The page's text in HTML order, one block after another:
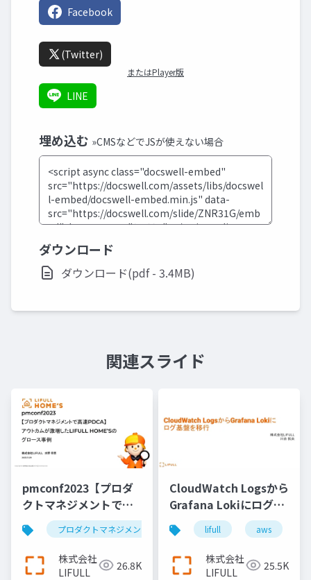
Facebook
(Twitter)
またはPlayer版
LINE
埋め込む »CMSなどでJSが使えない場合
ダウンロード
ダウンロード(pdf - 3.4MB)
関連スライド
pmconf2023【プロダ
クトマネジメントで高
速PDCA】 アウトカム
が激増したLIFULL
HOME’Sのグロース事
例
プロダクトマネジメント プロダクトマネージャー
株式会社
LIFULL
26.8K
CloudWatch Logsから
Grafana Lokiにログ基
盤を移行lifull aws
株式会社
LIFULL
25.5K